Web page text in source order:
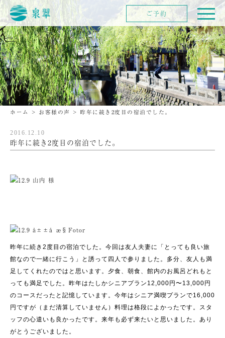
ホーム > お客様の声 > 昨年に続き2度目の宿泊でした。
2016.12.10
昨年に続き2度目の宿泊でした。
昨年に続き2度目の宿泊でした。今回は友人夫妻に「とっても良い旅
館なので一緒に行こう」と誘って四人で参りました。多分、友人も満
足してくれたのではと思います。夕食、朝食、館内のお風呂どれもと
っても満足でした。昨年はたしかシニアプラン12,000円〜13,000円
のコースだったと記憶しています。今年はシニア満喫プランで16,000
円ですが（まだ清算していません）料理は格段によかったです。スタ
ッフの心遣いも良かったです。来年も必ず来たいと思いました。あり
がとうございました。
ご予約